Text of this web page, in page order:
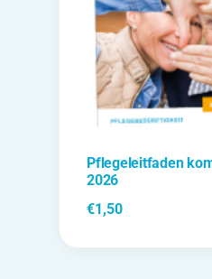
Pflegeleitfaden
2026
€1,50